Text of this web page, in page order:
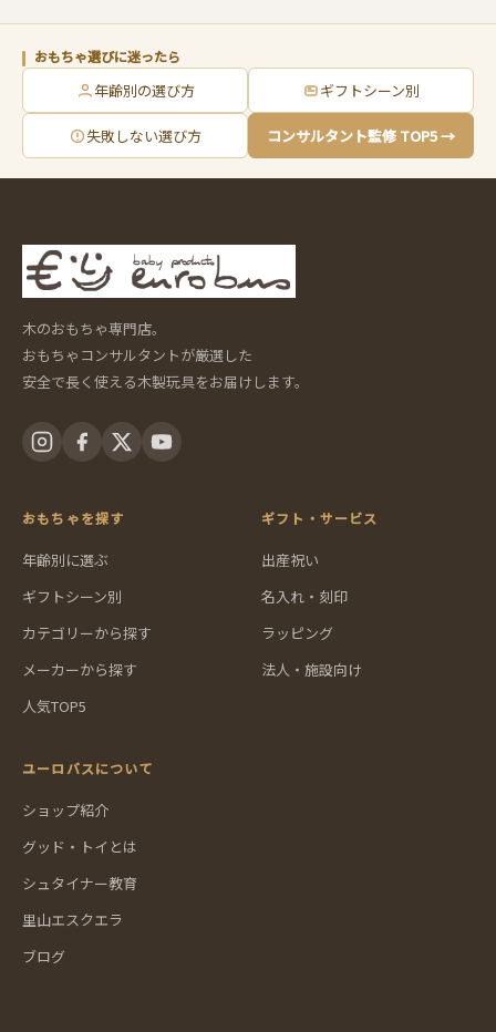
おもちゃ選びに迷ったら
年齢別の選び方 ギフトシーン別
失敗しない選び方 コンサルタント監修 TOP5 →
木のおもちゃ専門店。
おもちゃコンサルタントが厳選した
安全で長く使える木製玩具をお届けします。
おもちゃを探す
年齢別に選ぶ
ギフトシーン別
カテゴリーから探す
メーカーから探す
人気TOP5
ギフト・サービス
出産祝い
名入れ・刻印
ラッピング
法人・施設向け
ユーロバスについて
ショップ紹介
グッド・トイとは
シュタイナー教育
里山エスクエラ
ブログ